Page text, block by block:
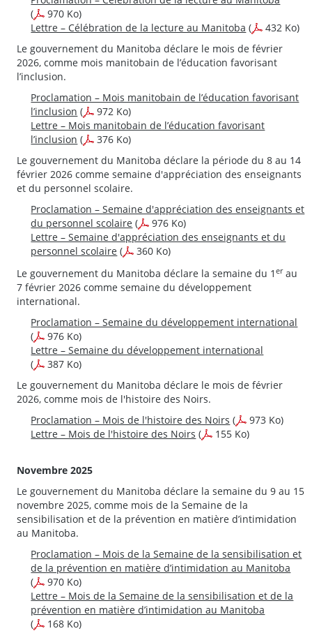
(
970 Ko)
Lettre – Célébration de la lecture au Manitoba (
432 Ko)
Le gouvernement du Manitoba déclare le mois de février
2026, comme mois manitobain de l’éducation favorisant
l’inclusion.
Proclamation – Mois manitobain de l’éducation favorisant
l’inclusion (
972 Ko)
Lettre – Mois manitobain de l’éducation favorisant
l’inclusion (
376 Ko)
Le gouvernement du Manitoba déclare la période du 8 au 14
février 2026 comme semaine d'appréciation des enseignants
et du personnel scolaire.
Proclamation – Semaine d'appréciation des enseignants et
du personnel scolaire (
976 Ko)
Lettre – Semaine d'appréciation des enseignants et du
personnel scolaire (
360 Ko)
Le gouvernement du Manitoba déclare la semaine du 1erau
7 février 2026 comme semaine du développement
international.
Proclamation – Semaine du développement international
(
976 Ko)
Lettre – Semaine du développement international
(
387 Ko)
Le gouvernement du Manitoba déclare le mois de février
2026, comme mois de l'histoire des Noirs.
Proclamation – Mois de l'histoire des Noirs (
973 Ko)
Lettre – Mois de l'histoire des Noirs ( 155 Ko)
Novembre 2025
Le gouvernement du Manitoba déclare la semaine du 9 au 15
novembre 2025, comme mois de la Semaine de la
sensibilisation et de la prévention en matière d’intimidation
au Manitoba.
Proclamation – Mois de la Semaine de la sensibilisation et
de la prévention en matière d’intimidation au Manitoba
(
970 Ko)
Lettre – Mois de la Semaine de la sensibilisation et de la
prévention en matière d’intimidation au Manitoba
(
168 Ko)